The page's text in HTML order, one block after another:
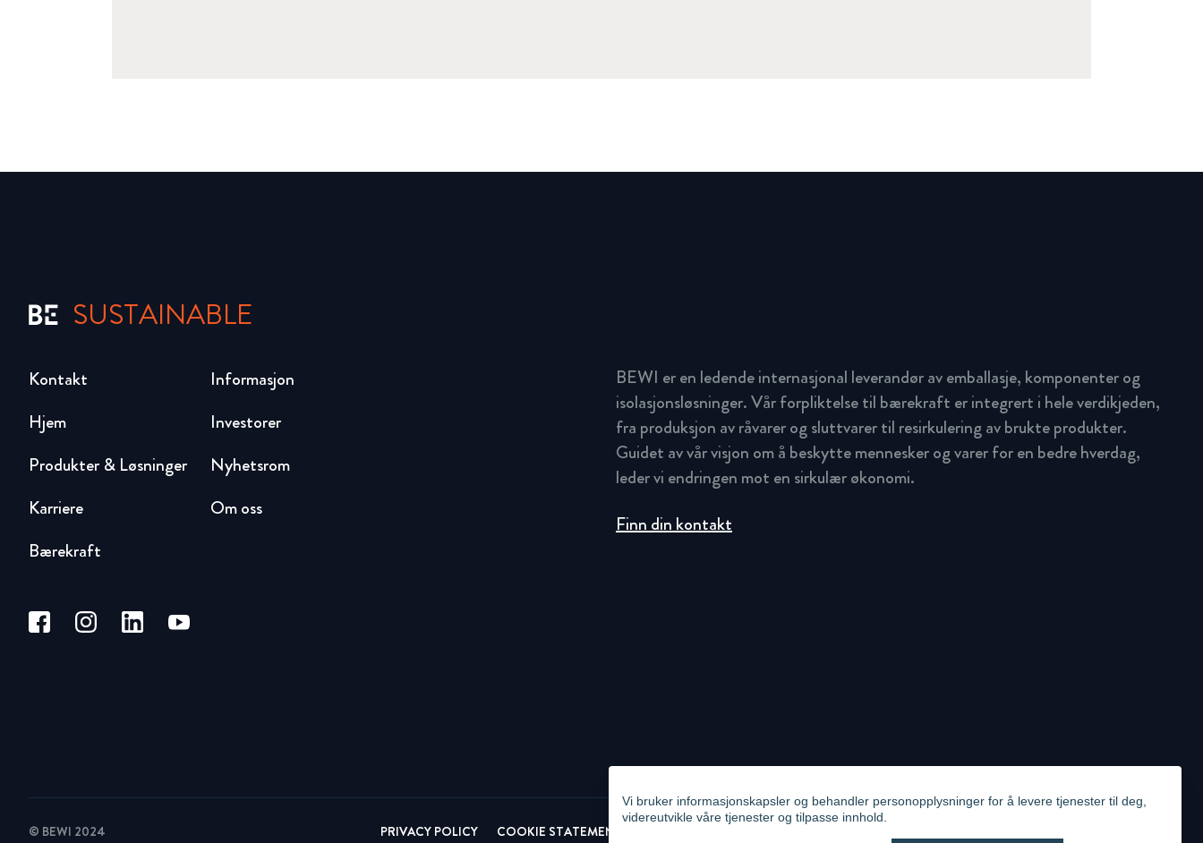
Vi bruker informasjonskapsler og behandler personopplysninger for å levere tjenester til deg,
videreutvikle våre tjenester og tilpasse innhold.
SUSTAINABLE
Hjem
Produkter & Løsninger
Karriere
Bærekraft
Investorer
Nyhetsrom
Om oss
Kontakt Informasjon
BEWI er en ledende internasjonal leverandør av emballasje, komponenter og
isolasjonsløsninger. Vår forpliktelse til bærekraft er integrert i hele verdikjeden,
fra produksjon av råvarer og sluttvarer til resirkulering av brukte produkter.
Guidet av vår visjon om å beskytte mennesker og varer for en bedre hverdag,
leder vi endringen mot en sirkulær økonomi.
Finn din kontakt
© BEWI 2024 PRIVACY POLICY COOKIE STATEMENT